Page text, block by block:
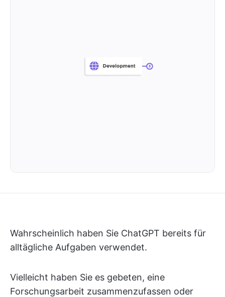
Wahrscheinlich haben Sie ChatGPT bereits für
alltägliche Aufgaben verwendet.
Vielleicht haben Sie es gebeten, eine
Forschungsarbeit zusammenzufassen oder